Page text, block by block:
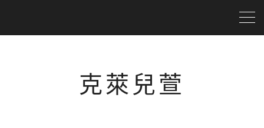
克萊兒萱